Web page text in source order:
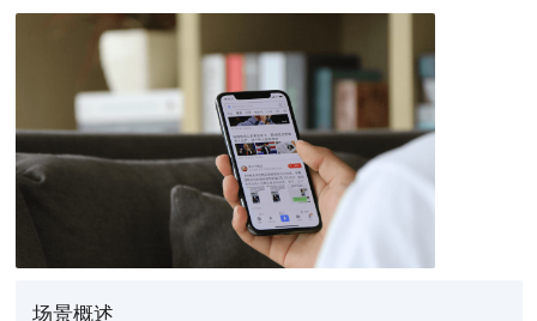
场景概述